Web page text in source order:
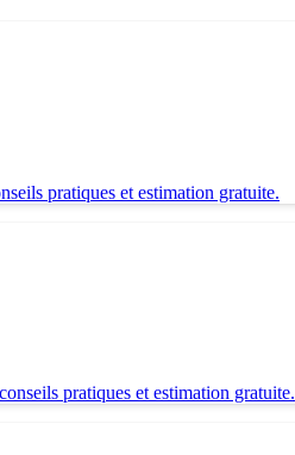
pratiques et estimation gratuite.
pratiques et estimation gratuite.